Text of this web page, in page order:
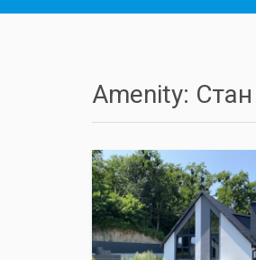
Amenity: Стан
РЕКОМЕНДУЄМО / ЗНИЖКА